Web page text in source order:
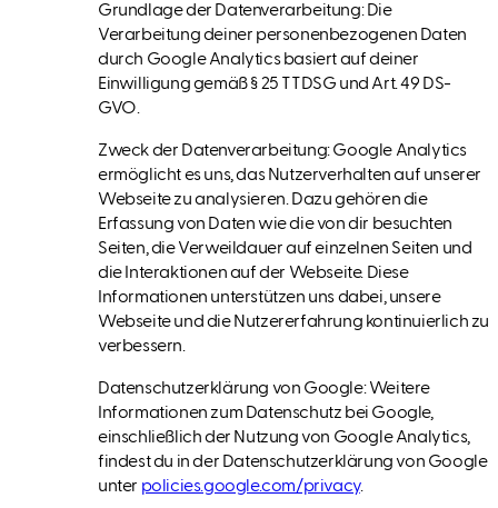
Grundlage der Datenverarbeitung: Die
Verarbeitung deiner personenbezogenen Daten
durch Google Analytics basiert auf deiner
Einwilligung gemäß § 25 TTDSG und Art. 49 DS-
GVO.
Zweck der Datenverarbeitung: Google Analytics
ermöglicht es uns, das Nutzerverhalten auf unserer
Webseite zu analysieren. Dazu gehören die
Erfassung von Daten wie die von dir besuchten
Seiten, die Verweildauer auf einzelnen Seiten und
die Interaktionen auf der Webseite. Diese
Informationen unterstützen uns dabei, unsere
Webseite und die Nutzererfahrung kontinuierlich zu
verbessern.
Datenschutzerklärung von Google: Weitere
Informationen zum Datenschutz bei Google,
einschließlich der Nutzung von Google Analytics,
findest du in der Datenschutzerklärung von Google
unter policies.google.com/privacy.